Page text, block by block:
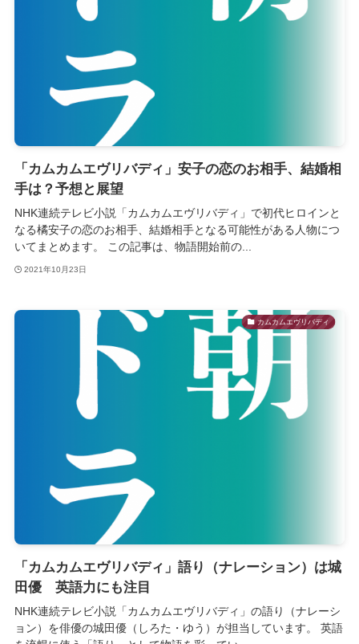
「カムカムエヴリバディ」安子の恋のお相手、結婚相
手は？予想と展望
NHK連続テレビ小説「カムカムエヴリバディ」で初代ヒロインと
なる橘安子の恋のお相手、結婚相手となる可能性がある人物につ
いてまとめます。 この記事は、物語開始前の...
2021年10月23日
カムカムエヴリバディ
「カムカムエヴリバディ」語り（ナレーション）は城
田優 英語力にも注目
NHK連続テレビ小説「カムカムエヴリバディ」の語り（ナレーシ
ョン）を俳優の城田優（しろた・ゆう）が担当しています。 英語